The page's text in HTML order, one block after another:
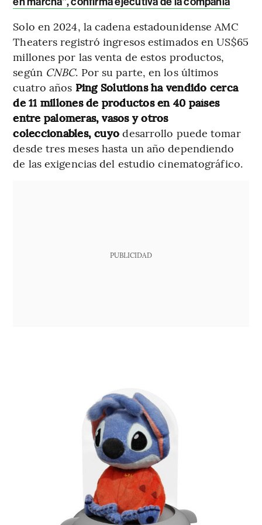
Solo en 2024, la cadena estadounidense AMC
Theaters registró ingresos estimados en US$65
millones por las venta de estos productos,
según CNBC. Por su parte, en los últimos
cuatro años Ping Solutions ha vendido cerca
de 11 millones de productos en 40 países
entre palomeras, vasos y otros
coleccionables, cuyodesarrollo puede tomar
desde tres meses hasta un año dependiendo
de las exigencias del estudio cinematográfico.
PUBLICIDAD